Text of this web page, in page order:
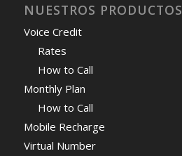
NUESTROS PRODUCTOS
Voice Credit
Rates
How to Call
Monthly Plan
How to Call
Mobile Recharge
Virtual Number